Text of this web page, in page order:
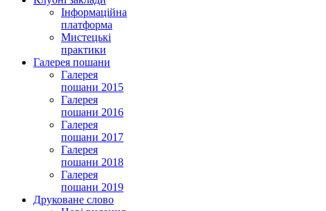
Інформаційна
платформа
Мистецькі
практики
Галерея пошани
Галерея
пошани 2015
Галерея
пошани 2016
Галерея
пошани 2017
Галерея
пошани 2018
Галерея
пошани 2019
Друковане слово